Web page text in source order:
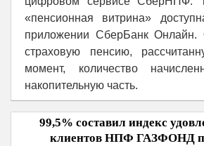
«пенсионная витрина»
приложении СберБанк Онлайн.
страховую пенсию,
момент, количество
накопительную часть.
99,5% составил индекс
клиентов НПФ ГАЗФОНД